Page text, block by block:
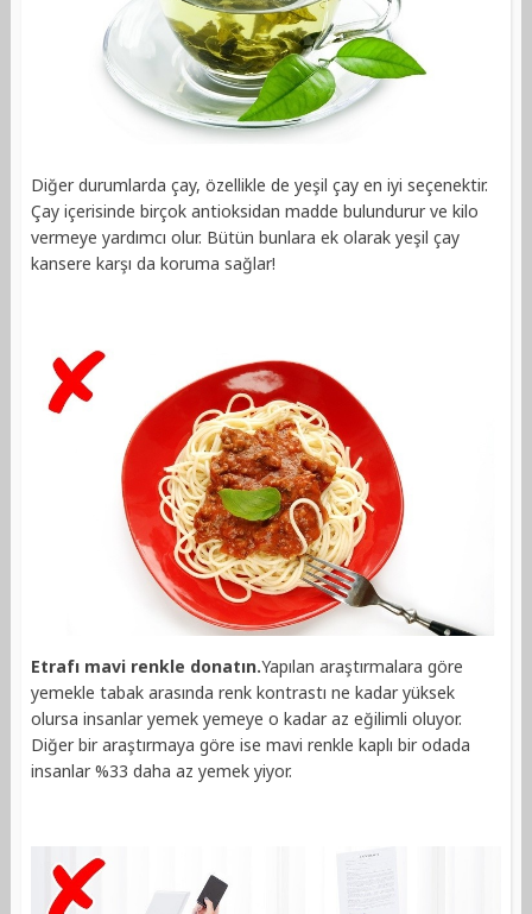
Diğer durumlarda çay, özellikle de yeşil çay en iyi seçenektir.
Çay içerisinde birçok antioksidan madde bulundurur ve kilo
vermeye yardımcı olur. Bütün bunlara ek olarak yeşil çay
kansere karşı da koruma sağlar!
Etrafı mavi renkle donatın.Yapılan araştırmalara göre
yemekle tabak arasında renk kontrastı ne kadar yüksek
olursa insanlar yemek yemeye o kadar az eğilimli oluyor.
Diğer bir araştırmaya göre ise mavi renkle kaplı bir odada
insanlar %33 daha az yemek yiyor.